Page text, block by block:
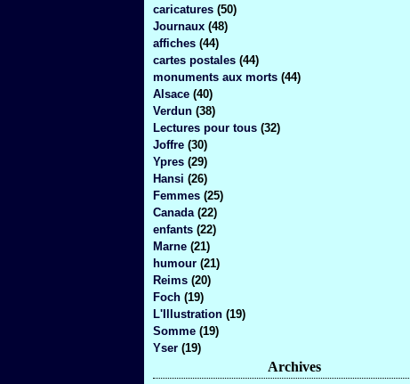
caricatures (50)
Journaux (48)
affiches (44)
cartes postales (44)
monuments aux morts (44)
Alsace (40)
Verdun (38)
Lectures pour tous (32)
Joffre (30)
Ypres (29)
Hansi (26)
Femmes (25)
Canada (22)
enfants (22)
Marne (21)
humour (21)
Reims (20)
Foch (19)
L'Illustration (19)
Somme (19)
Yser (19)
Archives